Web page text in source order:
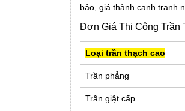
bảo, giá thành cạnh tranh
Đơn Giá Thi Công Trần
Loại trần thạch cao
Trần phẳng
Trần giật cấp